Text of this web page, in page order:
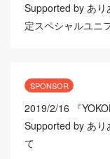
Supported by あり
定スペシャルユニ
SPONSOR
2019/2/16
『
Supported by あり
て